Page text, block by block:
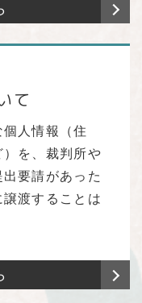
て
人情報（住
を、裁判所や
要請があった
渡することは